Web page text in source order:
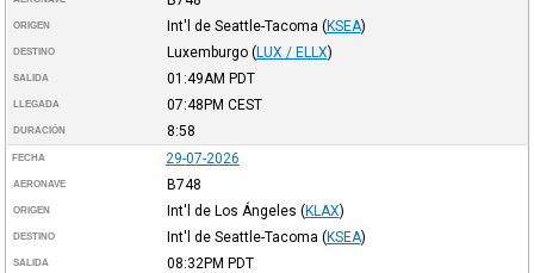
ORIGEN Int'l de Seattle-Tacoma (KSEA)
DESTINO Luxemburgo (LUX / ELLX)
SALIDA 01:49AM PDT
LLEGADA 07:48PM CEST
DURACIÓN 8:58
FECHA 29-07-2026
AERONAVE B748
ORIGEN Int'l de Los Ángeles (KLAX)
DESTINO Int'l de Seattle-Tacoma (KSEA)
SALIDA 08:32PM PDT